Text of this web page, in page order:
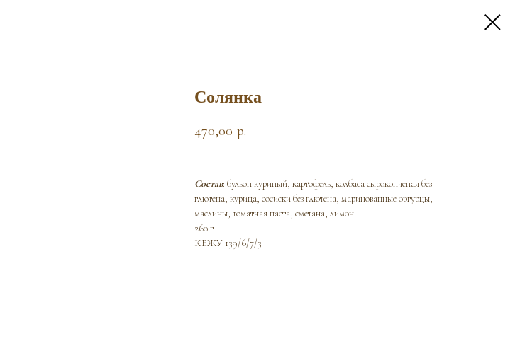
Солянка
470,00 р.
Состав: бульон куриный, картофель, колбаса сырокопченая без
глютена, курица, сосиски без глютена, маринованные оргурцы,
маслины, томатная паста, сметана, лимон
260 г
КБЖУ 139/6/7/3